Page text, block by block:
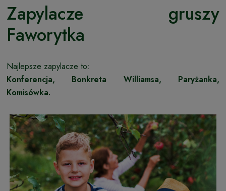
Zapylacze gruszy
Faworytka
Najlepsze zapylacze to:
Konferencja, Bonkreta Williamsa, Paryżanka,
Komisówka.